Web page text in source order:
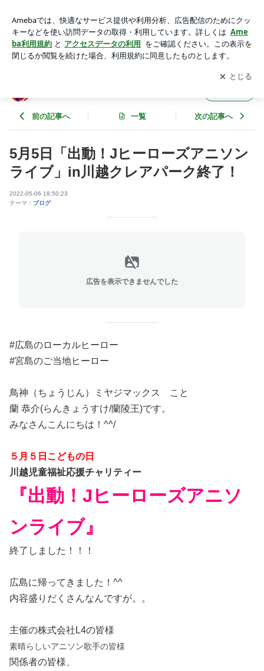
ーク終了！ | 蘭 恭介のブログ
アプリをダウンロードして ブログの更新通知
を受け取りまし
ょう。
開く
前の記事へ 一覧 次の記事へ
5月5日「出動！Jヒーローズアニソン
ライブ」in川越クレアパーク終了！
2022-05-06 18:50:23
テーマ： ブログ
広告を表示できませんでした
#広島のローカルヒーロー
#宮島のご当地ヒーロー
鳥神（ちょうじん）ミヤジマックス こと
蘭 恭介(らんきょうすけ/蘭陵王)です。
みなさんこんにちは！^^/
５月５日こどもの日
川越児童福祉応援チャリティー
『出動！Jヒーローズアニソ
ンライブ』
終了しました！！！
広島に帰ってきました！^^
内容盛りだくさんなんですが。。
主催の株式会社L4の皆様
素晴らしいアニソン歌手の皆様
関係者の皆様、